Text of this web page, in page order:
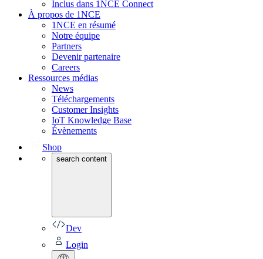
Inclus dans 1NCE Connect
À propos de 1NCE
1NCE en résumé
Notre équipe
Partners
Devenir partenaire
Careers
Ressources médias
News
Téléchargements
Customer Insights
IoT Knowledge Base
Évènements
Shop
search content
Dev
Login